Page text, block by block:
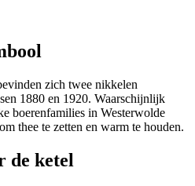
zich twee nikkelen
1880 en 1920. Waarschijnlijk
boerenfamilies in Westerwolde
thee te zetten en warm te houden.
de ketel